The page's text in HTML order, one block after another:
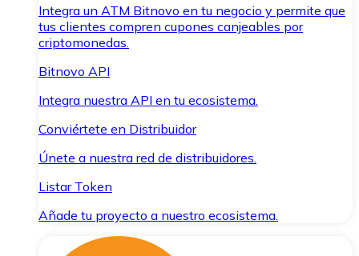
Integra un ATM Bitnovo en tu negocio y permite que
tus clientes compren cupones canjeables por
criptomonedas.
Bitnovo API
Integra nuestra API en tu ecosistema.
Conviértete en Distribuidor
Únete a nuestra red de distribuidores.
Listar Token
Añade tu proyecto a nuestro ecosistema.